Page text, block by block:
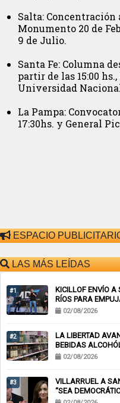
Salta: Concentración
Monumento 20 de
9 de Julio.
Santa Fe: Columna
partir de las 15:00
Universidad
La Pampa:
17:30hs. y General
ESPACIO
LAS MÁS LEÍDAS
#1
KICILLOF ENVÍO A
RÍOS PARA
02/08/2026
#2
LA LIBERTAD
BEBIDAS
02/08/2026
#3
VILLARRUEL A
“SEA